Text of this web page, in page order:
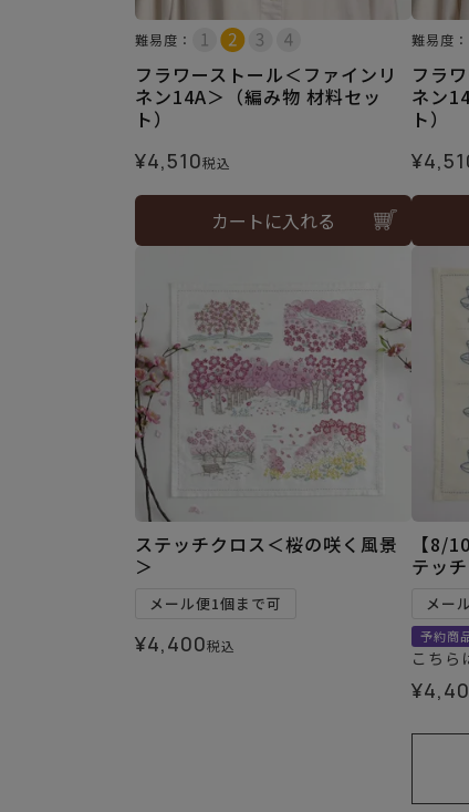
難易度：
フラワーストール＜ファインリ
ネン14A＞（編み物 材料セッ
ト）
¥4,510税込
カートに入れる
難易度：
フラ
ネン
ト）
¥
ステッチクロス＜桜の咲く風景
＞
メール便1個まで可
¥4,400税込
【8/
テッ
メー
予約商
こちら
¥